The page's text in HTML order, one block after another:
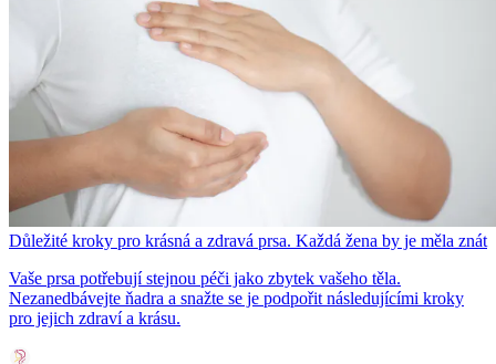
Důležité kroky pro krásná a zdravá prsa. Každá žena by je měla znát
Vaše prsa potřebují stejnou péči jako zbytek vašeho těla.
Nezanedbávejte ňadra a snažte se je podpořit následujícími kroky
pro jejich zdraví a krásu.